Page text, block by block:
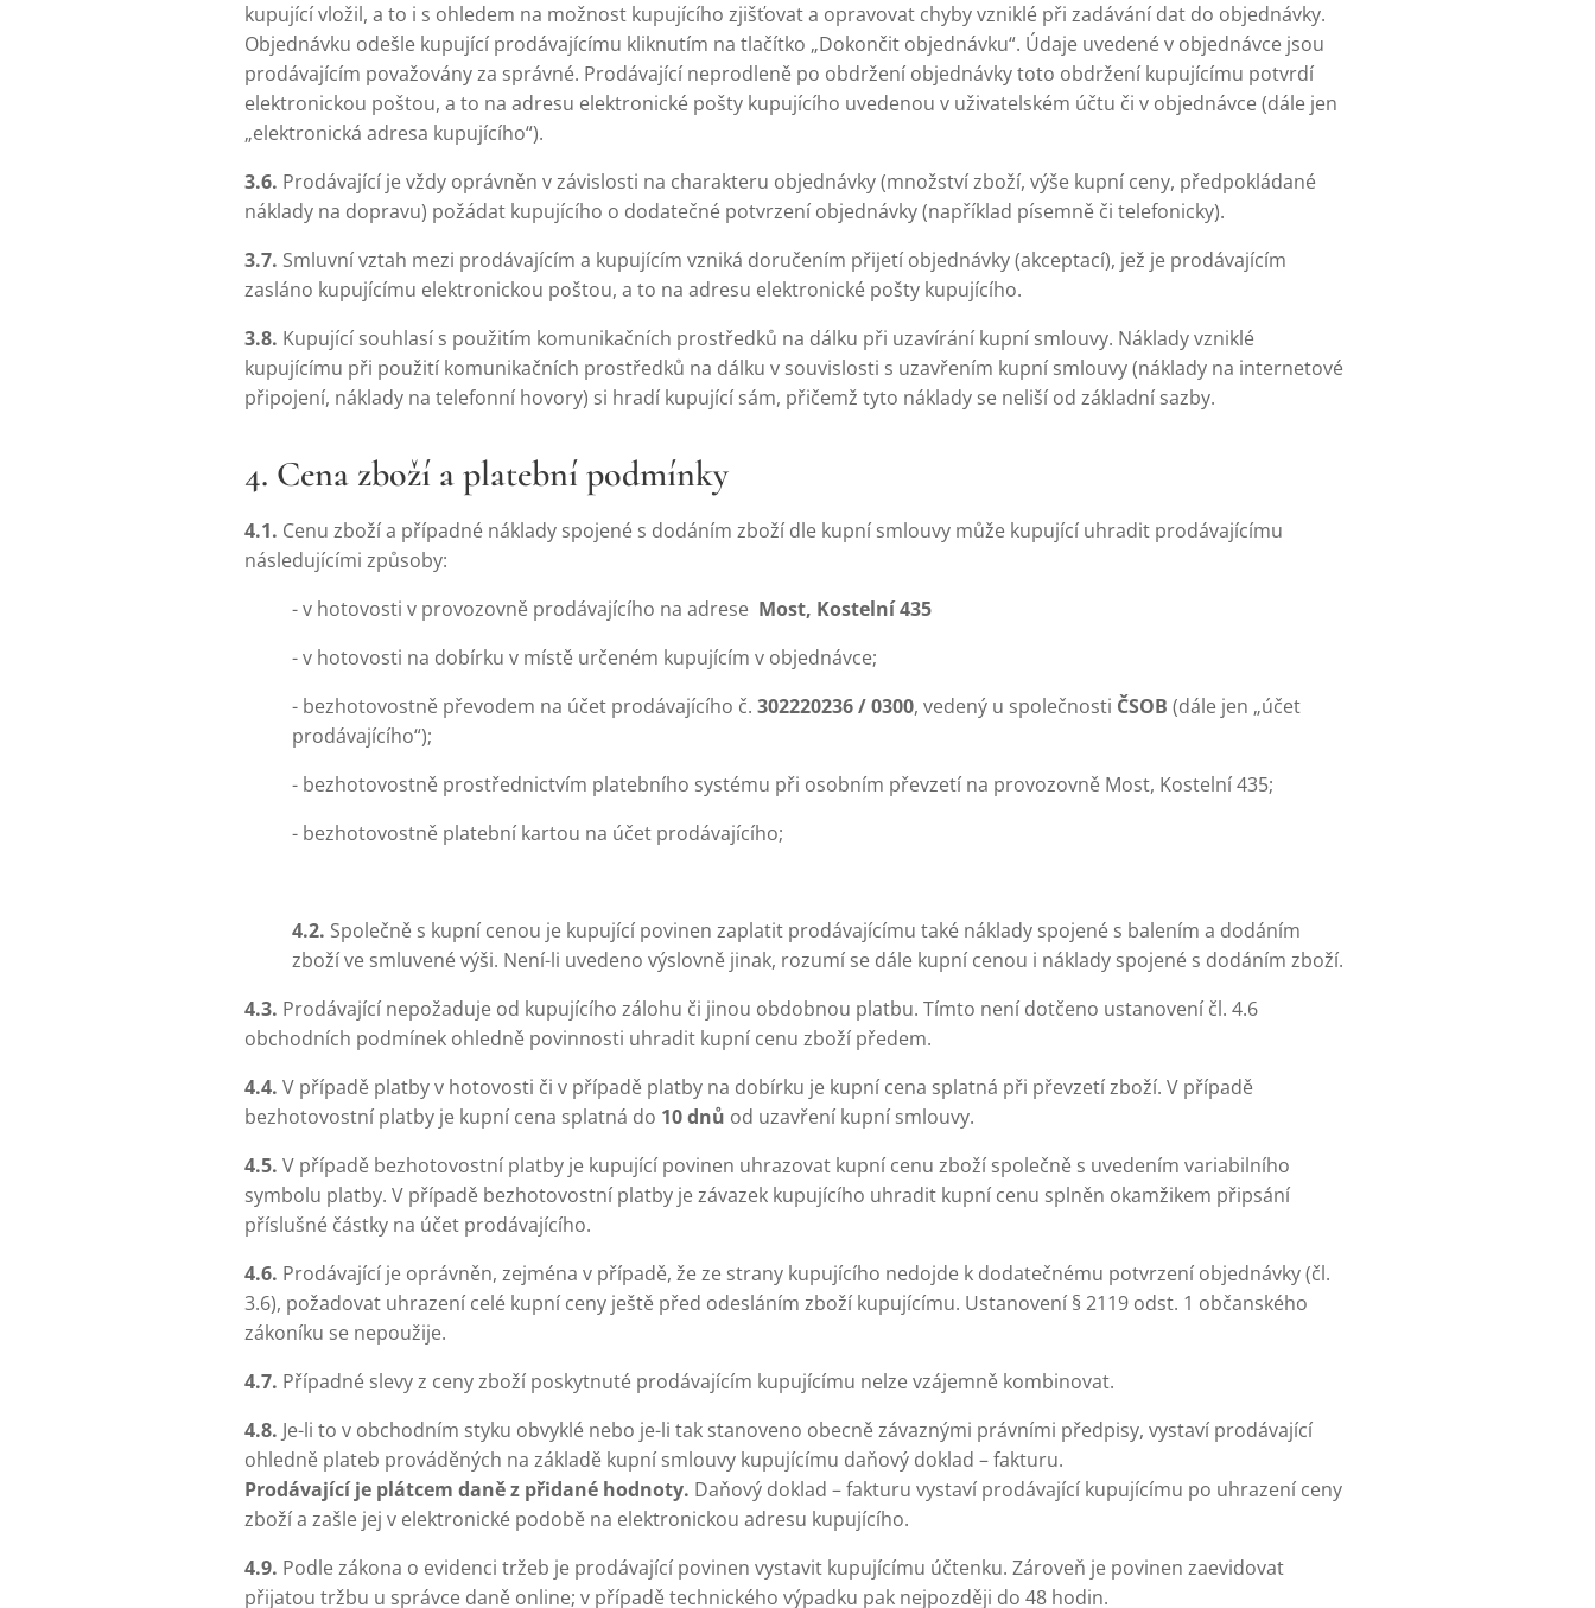
kupující vložil, a to i s ohledem na možnost kupujícího zjišťovat a opravovat chyby vzniklé při zadávání dat do objednávky.
Objednávku odešle kupující prodávajícímu kliknutím na tlačítko „Dokončit objednávku“. Údaje uvedené v objednávce jsou
prodávajícím považovány za správné. Prodávající neprodleně po obdržení objednávky toto obdržení kupujícímu potvrdí
elektronickou poštou, a to na adresu elektronické pošty kupujícího uvedenou v uživatelském účtu či v objednávce (dále jen
„elektronická adresa kupujícího“).
3.6. Prodávající je vždy oprávněn v závislosti na charakteru objednávky (množství zboží, výše kupní ceny, předpokládané
náklady na dopravu) požádat kupujícího o dodatečné potvrzení objednávky (například písemně či telefonicky).
3.7. Smluvní vztah mezi prodávajícím a kupujícím vzniká doručením přijetí objednávky (akceptací), jež je prodávajícím
zasláno kupujícímu elektronickou poštou, a to na adresu elektronické pošty kupujícího.
3.8. Kupující souhlasí s použitím komunikačních prostředků na dálku při uzavírání kupní smlouvy. Náklady vzniklé
kupujícímu při použití komunikačních prostředků na dálku v souvislosti s uzavřením kupní smlouvy (náklady na internetové
připojení, náklady na telefonní hovory) si hradí kupující sám, přičemž tyto náklady se neliší od základní sazby.
4. Cena zboží a platební podmínky
4.1. Cenu zboží a případné náklady spojené s dodáním zboží dle kupní smlouvy může kupující uhradit prodávajícímu
následujícími způsoby:
- v hotovosti v provozovně prodávajícího na adrese Most, Kostelní 435
- v hotovosti na dobírku v místě určeném kupujícím v objednávce;
- bezhotovostně převodem na účet prodávajícího č. 302220236 / 0300, vedený u společnosti ČSOB (dále jen „účet
prodávajícího“);
- bezhotovostně prostřednictvím platebního systému při osobním převzetí na provozovně Most, Kostelní 435;
- bezhotovostně platební kartou na účet prodávajícího;
4.2. Společně s kupní cenou je kupující povinen zaplatit prodávajícímu také náklady spojené s balením a dodáním
zboží ve smluvené výši. Není-li uvedeno výslovně jinak, rozumí se dále kupní cenou i náklady spojené s dodáním zboží.
4.3. Prodávající nepožaduje od kupujícího zálohu či jinou obdobnou platbu. Tímto není dotčeno ustanovení čl. 4.6
obchodních podmínek ohledně povinnosti uhradit kupní cenu zboží předem.
4.4. V případě platby v hotovosti či v případě platby na dobírku je kupní cena splatná při převzetí zboží. V případě
bezhotovostní platby je kupní cena splatná do 10 dnů od uzavření kupní smlouvy.
4.5. V případě bezhotovostní platby je kupující povinen uhrazovat kupní cenu zboží společně s uvedením variabilního
symbolu platby. V případě bezhotovostní platby je závazek kupujícího uhradit kupní cenu splněn okamžikem připsání
příslušné částky na účet prodávajícího.
4.6. Prodávající je oprávněn, zejména v případě, že ze strany kupujícího nedojde k dodatečnému potvrzení objednávky (čl.
3.6), požadovat uhrazení celé kupní ceny ještě před odesláním zboží kupujícímu. Ustanovení § 2119 odst. 1 občanského
zákoníku se nepoužije.
4.7. Případné slevy z ceny zboží poskytnuté prodávajícím kupujícímu nelze vzájemně kombinovat.
4.8. Je-li to v obchodním styku obvyklé nebo je-li tak stanoveno obecně závaznými právními předpisy, vystaví prodávající
ohledně plateb prováděných na základě kupní smlouvy kupujícímu daňový doklad – fakturu.
Prodávající je plátcem daně z přidané hodnoty. Daňový doklad – fakturu vystaví prodávající kupujícímu po uhrazení ceny
zboží a zašle jej v elektronické podobě na elektronickou adresu kupujícího.
4.9. Podle zákona o evidenci tržeb je prodávající povinen vystavit kupujícímu účtenku. Zároveň je povinen zaevidovat
přijatou tržbu u správce daně online; v případě technického výpadku pak nejpozději do 48 hodin.